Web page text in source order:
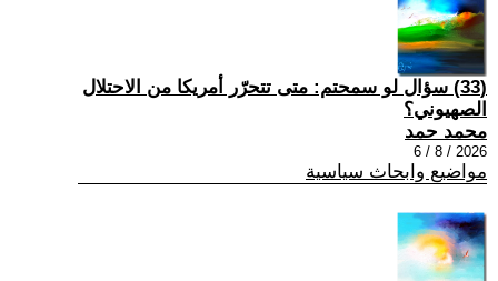
(33) سؤال لو سمحتم: متى تتحرّر أمريكا من الاحتلال
الصهيوني؟
محمد حمد
2026 / 8 / 6
مواضيع وابحاث سياسية